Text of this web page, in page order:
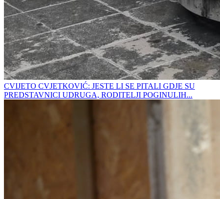
CVIJETO CVJETKOVIĆ: JESTE LI SE PITALI GDJE SU
PREDSTAVNICI UDRUGA, RODITELJI POGINULIH...